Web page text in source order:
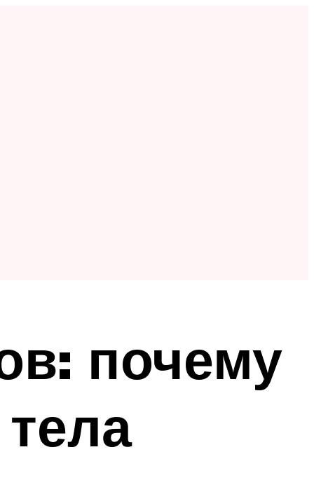
почему